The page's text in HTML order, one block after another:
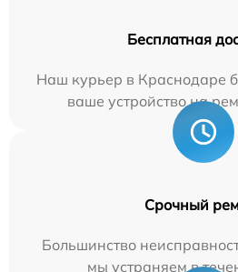
Бесплатная
Наш курьер в Краснодаре
ваше устройство на
Срочный
Большинство
мы устраняем в